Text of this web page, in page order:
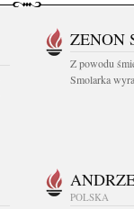
ZENON
Z powodu
Smolarka
POLSKA